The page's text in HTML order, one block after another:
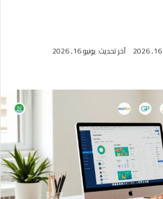
آخر تحديث: يونيو 16, 2026